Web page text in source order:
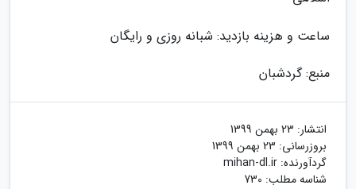
ساعت و هزینه بازدید: شبانه روزی و رایگان
منبع: گردشبان
انتشار: 23 بهمن 1399
بروزرسانی: 23 بهمن 1399
گردآورنده: mihan-dl.ir
شناسه مطلب: 730